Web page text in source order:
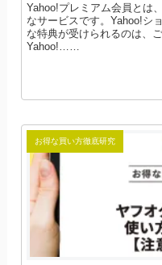
Yahoo!プレミアム会員とは
なサービスです。Yahoo!シ
な特典が受けられるのは、
Yahoo!……
お得な買い方徹底研究